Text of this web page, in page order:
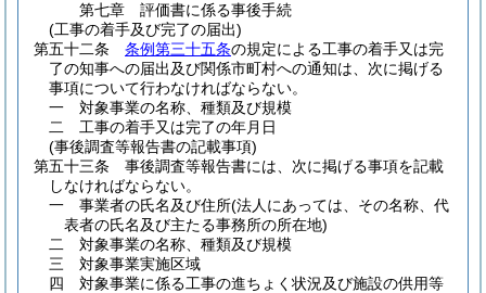
第七章
評価書に係る事後手続
(工事の着手及び完了の届出)
第五十二条
条例第三十五条の規定による工事の着手又は完
了の知事への届出及び関係市町村への通知は、次に掲げる
事項について行わなければならない。
一
対象事業の名称、種類及び規模
二
工事の着手又は完了の年月日
(事後調査等報告書の記載事項)
第五十三条
事後調査等報告書には、次に掲げる事項を記載
しなければならない。
一
事業者の氏名及び住所(法人にあっては、その名称、代
表者の氏名及び主たる事務所の所在地)
二
対象事業の名称、種類及び規模
三
対象事業実施区域
四
対象事業に係る工事の進ちょく状況及び施設の供用等